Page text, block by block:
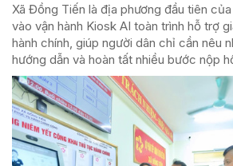
Xã Đồng Tiến là địa phương đầu tiên
vào vận hành Kiosk AI toàn trình hỗ trợ
hành chính, giúp người dân chỉ cần nêu
hướng dẫn và hoàn tất nhiều bước nộp